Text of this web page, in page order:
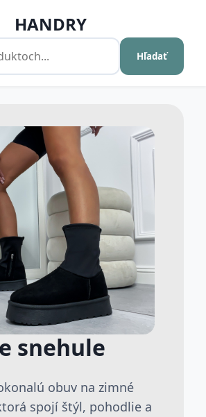
HANDRY
Hľadať
snehule
obuv na zimné
spojí štýl, pohodlie a